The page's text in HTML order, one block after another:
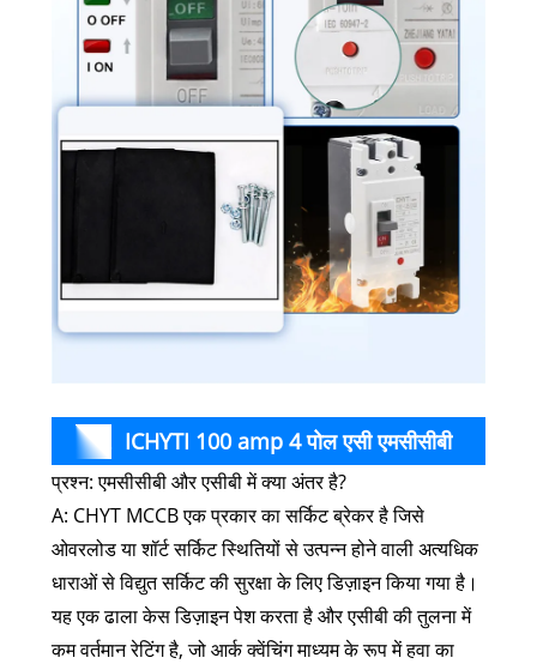
ICHYTI 100 amp 4 पोल एसी एमसीसीबी
अक्सर पूछे जाने वाले प्रश्न
प्रश्न: एमसीसीबी और एसीबी में क्या अंतर है?
A: CHYT MCCB एक प्रकार का सर्किट ब्रेकर है जिसे
ओवरलोड या शॉर्ट सर्किट स्थितियों से उत्पन्न होने वाली अत्यधिक
धाराओं से विद्युत सर्किट की सुरक्षा के लिए डिज़ाइन किया गया है।
यह एक ढाला केस डिज़ाइन पेश करता है और एसीबी की तुलना में
कम वर्तमान रेटिंग है, जो आर्क क्वेंचिंग माध्यम के रूप में हवा का